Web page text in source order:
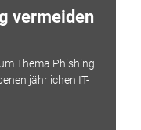
vermeiden
Thema Phishing
jährlichen IT-